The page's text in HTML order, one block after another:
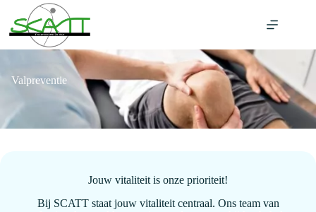
naar
de
Valpreventie
Jouw vitaliteit is onze prioriteit!
Bij SCATT staat jouw vitaliteit centraal. Ons team van